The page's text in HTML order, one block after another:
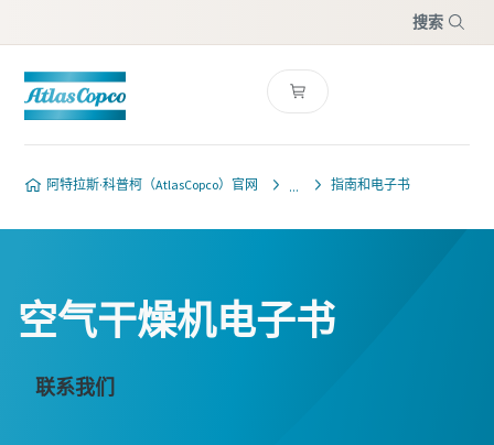
搜索
阿特拉斯·科普柯（AtlasCopco）官网 指南和电子书
空气干燥机电子书
联系我们